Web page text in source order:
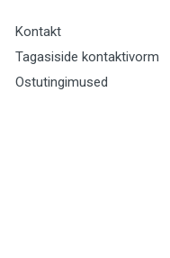
Kontakt
Tagasiside kontaktivorm
Ostutingimused